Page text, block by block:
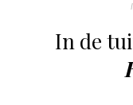
In de